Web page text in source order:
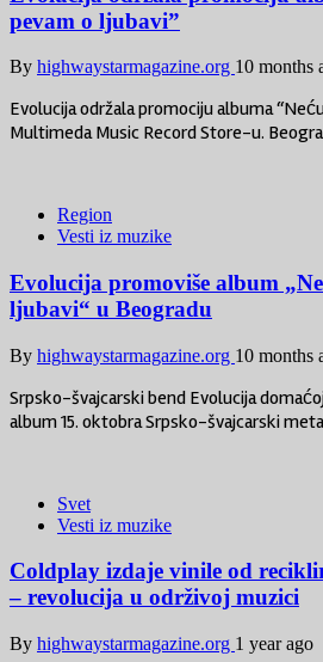
pevam o ljubavi”
By highwaystarmagazine.org 10 months
Evolucija održala promociju albuma
Multimeda Music Record Store-u.
Region
Vesti iz muzike
Evolucija promoviše album
ljubavi“ u Beogradu
By highwaystarmagazine.org 10 months
Srpsko-švajcarski bend Evolucija
album 15. oktobra Srpsko-švajcarski
Svet
Vesti iz muzike
Coldplay izdaje vinile od
– revolucija u održivoj muzici
By highwaystarmagazine.org 1 year ago